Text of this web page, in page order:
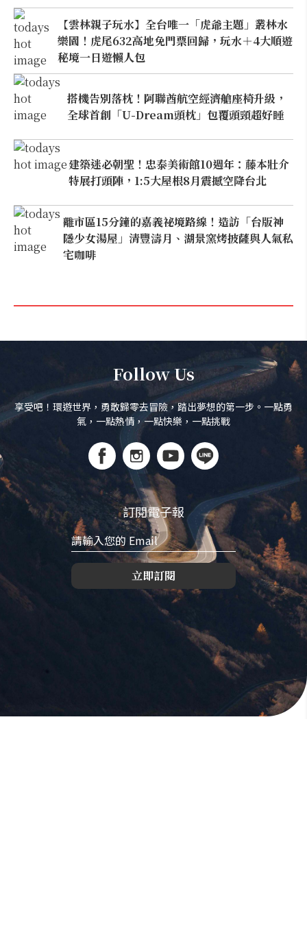
【雲林親子玩水】全台唯一「虎爺主題」叢林水
樂園！虎尾632高地免門票回歸，玩水＋4大順遊
秘境一日遊懶人包
搭機告別落枕！阿聯酋航空經濟艙座椅升級，
全球首創「U-Dream頭枕」包覆頭頸超好睡
建築迷必朝聖！忠泰美術館10週年：藤本壯介
特展打頭陣，1:5大屋根8月震撼空降台北
離市區15分鐘的嘉義祕境路線！造訪「台版神
隱少女湯屋」清豐濤月、湖景窯烤披薩與人氣私
宅咖啡
Follow Us
享受吧！環遊世界，勇敢歸零去冒險，踏出夢想的第一步。一點勇
氣，一點熱情，一點快樂，一點挑戰
訂閱電子報
立即訂閱